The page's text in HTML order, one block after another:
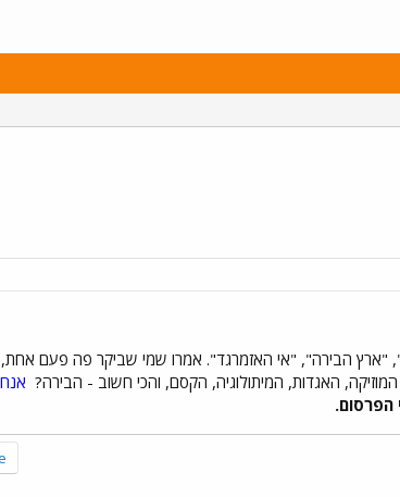
"ארץ הבירה", "אי האזמרגד". אמרו שמי שביקר פה פעם
האגדות, המיתולוגיה, הקסם, והכי חשוב - הבירה?
הפרסום.